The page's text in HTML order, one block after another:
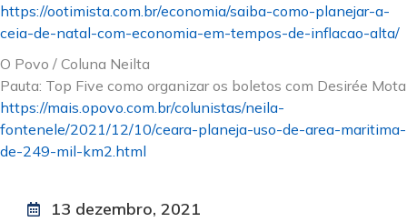
https://ootimista.com.br/economia/saiba-como-planejar-a-
ceia-de-natal-com-economia-em-tempos-de-inflacao-alta/
O Povo / Coluna Neilta
Pauta: Top Five como organizar os boletos com Desirée Mota
https://mais.opovo.com.br/colunistas/neila-
fontenele/2021/12/10/ceara-planeja-uso-de-area-maritima-
de-249-mil-km2.html
13 dezembro, 2021